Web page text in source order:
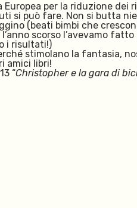
per la riduzione dei
si può fare. Non si butta
(beati bimbi che
scorso l’avevamo
i risultati!)
stimolano la fantasia,
amici libri!
“Christopher e la gara di